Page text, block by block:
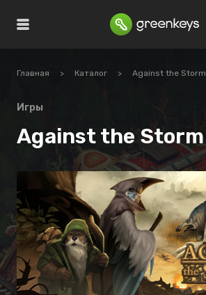
Главная > Каталог > Against the Storm
Игры
Against the Storm